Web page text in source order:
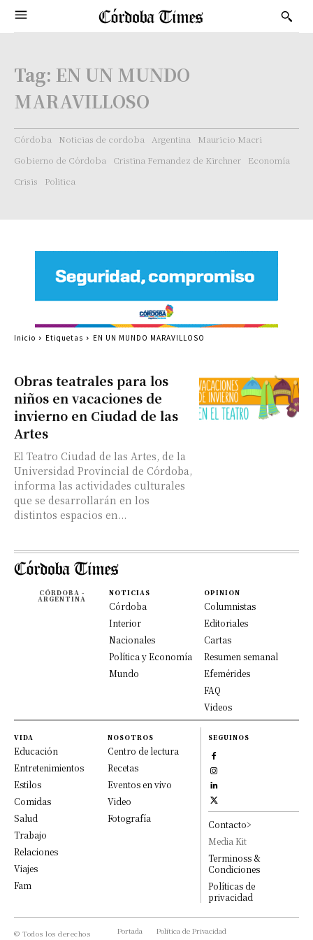
Tag: EN UN MUNDO
MARAVILLOSO
Córdoba Noticias de cordoba Argentina
Mauricio Macri
Gobierno de Córdoba
Cristina Fernandez de Kirchner
Economía
Crisis
Politica
Obras teatrales para los
niños en vacaciones de
invierno en Ciudad de las
Artes
El Teatro Ciudad de las Artes, de la
Universidad Provincial de Córdoba,
informa las actividades culturales
que se desarrollarán en los
distintos espacios en...
Inicio Etiquetas EN UN MUNDO MARAVILLOSO
CÓRDOBA -
ARGENTINA
NOTICIAS
Córdoba
Interior
Nacionales
Política y Economía
Mundo
OPINION
Columnistas
Editoriales
Cartas
Resumen semanal
Efemérides
FAQ
Videos
VIDA
Educación
Entretenimientos
Estilos
Comidas
Salud
Trabajo
Relaciones
Viajes
Fam
NOSOTROS
Centro de lectura
Recetas
Eventos en vivo
Video
Fotografía
SEGUINOS
Contacto>
Media Kit
Terminoss &
Condiciones
Políticas de
privacidad
© Todos los derechos
Portada
Política de Privacidad